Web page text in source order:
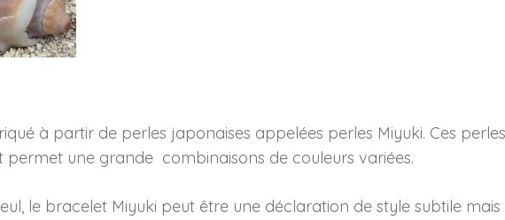
à partir de perles japonaises appelées perles Miyuki. Ces
permet une grande combinaisons de couleurs variées.
le bracelet Miyuki peut être une déclaration de style subtile